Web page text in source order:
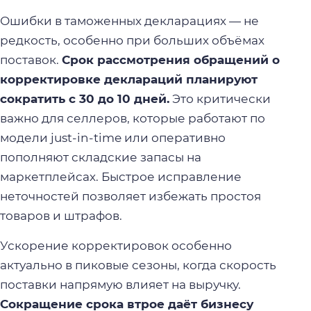
Ошибки в таможенных декларациях — не
редкость, особенно при больших объёмах
поставок. Срок рассмотрения обращений о
корректировке деклараций планируют
сократить с 30 до 10 дней. Это критически
важно для селлеров, которые работают по
модели just-in-time или оперативно
пополняют складские запасы на
маркетплейсах. Быстрое исправление
неточностей позволяет избежать простоя
товаров и штрафов.
Ускорение корректировок особенно
актуально в пиковые сезоны, когда скорость
поставки напрямую влияет на выручку.
Сокращение срока втрое даёт бизнесу